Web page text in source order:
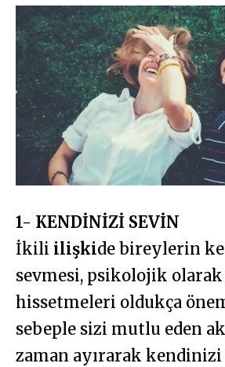
1- KENDİNİZİ SEVİN
İkili ilişkide bireylerin
sevmesi, psikolojik
hissetmeleri oldukça
sebeple sizi mutlu eden
zaman ayırarak kendinizi